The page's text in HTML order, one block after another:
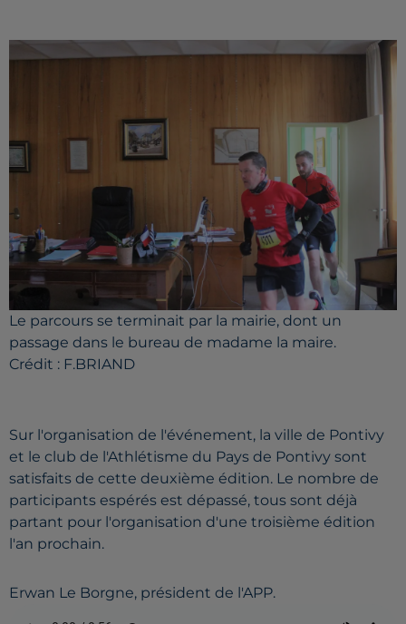
Le parcours se terminait par la mairie, dont un
passage dans le bureau de madame la maire.
Crédit : F.BRIAND
Sur l'organisation de l'événement, la ville de Pontivy
et le club de l'Athlétisme du Pays de Pontivy sont
satisfaits de cette deuxième édition. Le nombre de
participants espérés est dépassé, tous sont déjà
partant pour l'organisation d'une troisième édition
l'an prochain.
Erwan Le Borgne, président de l'APP.